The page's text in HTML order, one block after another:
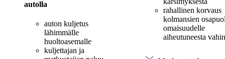
autolla
auton kuljetus
lähimmälle
huoltoasemalle
kuljettajan ja
rahallinen korvaus
kolmansien
omaisuudelle
aiheutuneesta